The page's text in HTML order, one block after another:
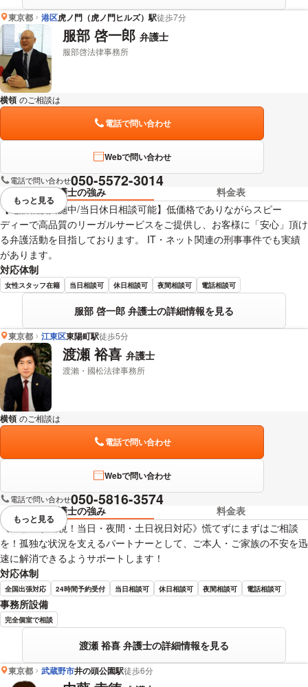
東京都 港区虎ノ門（虎ノ門ヒルズ）駅徒歩7分
服部 啓一郎 弁護士
服部啓法律事務所
横領 のご相談は
電話で問い合わせ
Webで問い合わせ
電話で問い合わせ050-5572-3014
弁護士の強み
料金表
【電話相談実施中/当日休日相談可能】低価格でありながらスピー
ディーで高品質のリーガルサービスをご提供し、お客様に「安心」頂け
る弁護活動を目指しております。 IT・ネット関連の刑事事件でも実績
があります。
対応体制
女性スタッフ在籍 当日相談可 休日相談可 夜間相談可 電話相談可
服部 啓一郎 弁護士の詳細情報を見る
視覚的に省略されている要素を
もっと見る
東京都 江東区東陽町駅徒歩5分
渡瀬 裕喜 弁護士
渡瀨・國松法律事務所
横領 のご相談は
電話で問い合わせ
Webで問い合わせ
電話で問い合わせ050-5816-3574
弁護士の強み
料金表
《スピード重視！当日・夜間・土日祝日対応》慌てずにまずはご相談
を！孤独な状況を支えるパートナーとして、ご本人・ご家族の不安を迅
速に解消できるようサポートします！
対応体制
全国出張対応 24時間予約受付 当日相談可 休日相談可 夜間相談可 電話相談可
事務所設備
完全個室で相談
渡瀬 裕喜 弁護士の詳細情報を見る
視覚的に省略されている要素を
もっと見る
東京都 武蔵野市井の頭公園駅徒歩6分